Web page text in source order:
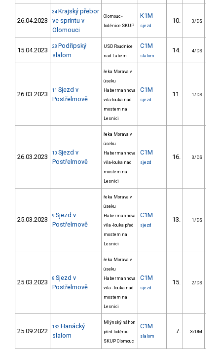
26.04.2023
34 Krajský přebor
ve sprintu v
Olomouci
Olomouc -
loděnice SKUP
K1M
sjezd
10. 3/DS
15.04.2023 28 Podřipský
slalom
USD Roudnice
nad Labem
C1M
slalom
14. 4/DS
26.03.2023 11 Sjezd v
Postřelmově
řeka Morava v
úseku
Habermannova
vila-louka nad
mostem na
Lesnici
C1M
sjezd
11. 1/DS
26.03.2023 10 Sjezd v
Postřelmově
řeka Morava v
úseku
Habermannova
vila-louka nad
mostem na
Lesnici
C1M
sjezd
16. 3/DS
25.03.2023 9 Sjezd v
Postřelmově
řeka Morava v
úseku
Habermannova
vila -louka před
mostem na
Lesnici
C1M
sjezd
13. 1/DS
25.03.2023 8 Sjezd v
Postřelmově
řeka Morava v
úseku
Habermannova
vila - louka nad
mostem na
Lesnici
C1M
sjezd
15. 2/DS
25.09.2022
132 Hanácký
slalom
Mlýnský náhon
před loděnicí
SKUP Olomouc
C1M
slalom
7. 3/DM